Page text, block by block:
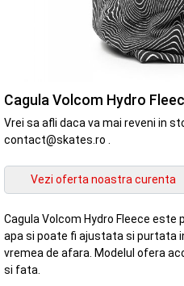
Cagula Volcom Hydro
Vrei sa afli daca va mai reveni in
contact@skates.ro .
Cagula Volcom Hydro Fleece
apa si poate fi ajustata si purtata
vremea de afara. Modelul ofera
si fata.